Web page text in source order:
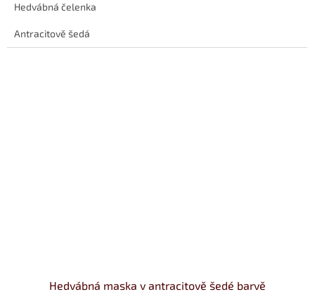
Hedvábná čelenka
Antracitově šedá
Hedvábná maska v antracitově šedé barvě